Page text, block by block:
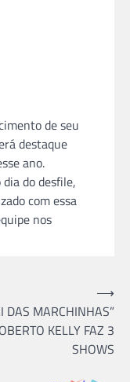
de seu
destaque
ano.
do desfile,
com essa
nos
DAS MARCHINHAS”
KELLY FAZ 3
SHOWS
⟶